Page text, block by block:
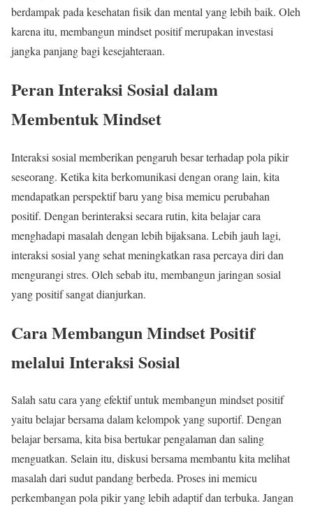
berdampak pada kesehatan fisik dan mental yang lebih baik. Oleh
karena itu, membangun mindset positif merupakan investasi
jangka panjang bagi kesejahteraan.
Peran Interaksi Sosial dalam
Membentuk Mindset
Interaksi sosial memberikan pengaruh besar terhadap pola pikir
seseorang. Ketika kita berkomunikasi dengan orang lain, kita
mendapatkan perspektif baru yang bisa memicu perubahan
positif. Dengan berinteraksi secara rutin, kita belajar cara
menghadapi masalah dengan lebih bijaksana. Lebih jauh lagi,
interaksi sosial yang sehat meningkatkan rasa percaya diri dan
mengurangi stres. Oleh sebab itu, membangun jaringan sosial
yang positif sangat dianjurkan.
Cara Membangun Mindset Positif
melalui Interaksi Sosial
Salah satu cara yang efektif untuk membangun mindset positif
yaitu belajar bersama dalam kelompok yang suportif. Dengan
belajar bersama, kita bisa bertukar pengalaman dan saling
menguatkan. Selain itu, diskusi bersama membantu kita melihat
masalah dari sudut pandang berbeda. Proses ini memicu
perkembangan pola pikir yang lebih adaptif dan terbuka. Jangan